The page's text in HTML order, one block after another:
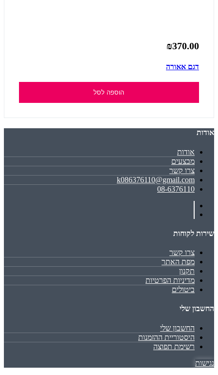
₪370.00
דגם אאורה
הוספה לסל
אודות
אודות
מבצעים
צרו קשר
k086376110@gmail.com
08-6376110
שירות לקוחות
צרו קשר
מפת האתר
תקנון
מדיניות הפרטיות
ביטולים
החשבון שלי
החשבון שלי
היסטוריית ההזמנות
רשימת תפוצה
נגישות